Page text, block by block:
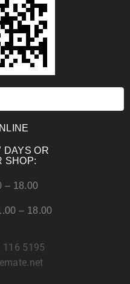
DAYS OR
SHOP:
– 18.00
– 18.00
116 5195